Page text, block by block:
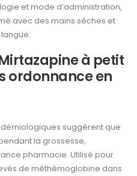
et mode d’administration,
avec des mains sèches et
à petit
ordonnance en
suggèrent que
la grossesse,
pharmacie. Utilisé pour
de méthémoglobine dans